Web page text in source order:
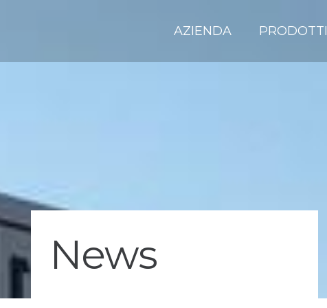
AZIENDA PRODOTTI
News